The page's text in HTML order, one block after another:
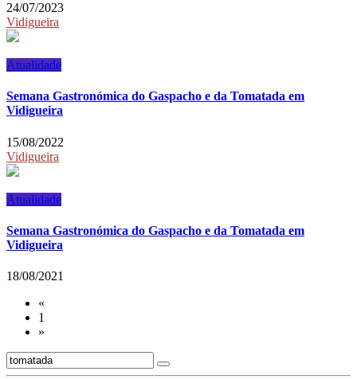
24/07/2023
Vidigueira
Atualidade
Semana Gastronómica do Gaspacho e da Tomatada em
Vidigueira
15/08/2022
Vidigueira
Atualidade
Semana Gastronómica do Gaspacho e da Tomatada em
Vidigueira
18/08/2021
«
1
»